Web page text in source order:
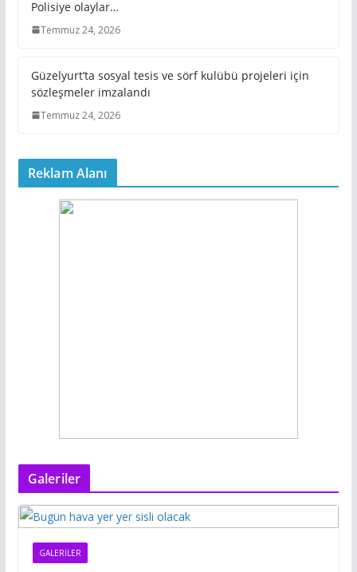
Polisiye olaylar…
Temmuz 24, 2026
Güzelyurt’ta sosyal tesis ve sörf kulübü projeleri için
sözleşmeler imzalandı
Temmuz 24, 2026
Reklam Alanı
Galeriler
GALERILER